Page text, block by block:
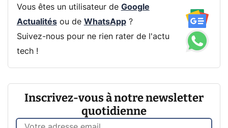
Vous êtes un utilisateur de Google
Actualitésou de WhatsApp?
Suivez-nous pour ne rien rater de l'actu
tech !
Inscrivez-vous à notre newsletter
quotidienne